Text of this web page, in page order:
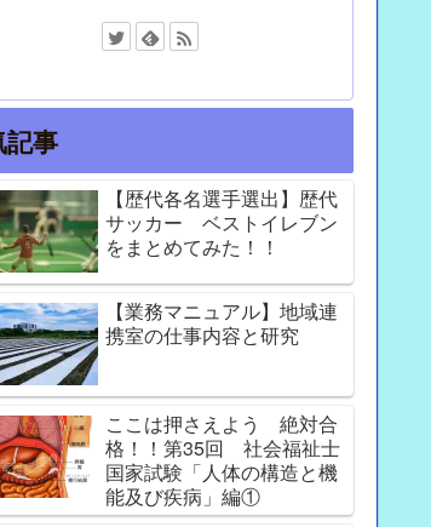
記事
【歴代各名選手選出】歴代
サッカー ベストイレブン
をまとめてみた！！
【業務マニュアル】地域連
携室の仕事内容と研究
ここは押さえよう 絶対合
格！！第35回 社会福祉士
国家試験「人体の構造と機
能及び疾病」編①